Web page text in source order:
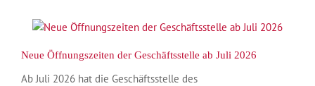
Neue Öffnungszeiten der Geschäftsstelle ab Juli 2026
Ab Juli 2026 hat die Geschäftsstelle des